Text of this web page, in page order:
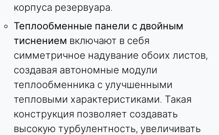
корпуса резервуара.
Теплообменные панели с двойным
тиснением включают в себя
симметричное надувание обоих листов,
создавая автономные модули
теплообменника с улучшенными
тепловыми характеристиками. Такая
конструкция позволяет создавать
высокую турбулентность, увеличивать
провайдеру.
Vimeo
Name:
vuid, плеер
Provider:
Vimeo, Inc.
Purpose:
Встраивание видеоконтента